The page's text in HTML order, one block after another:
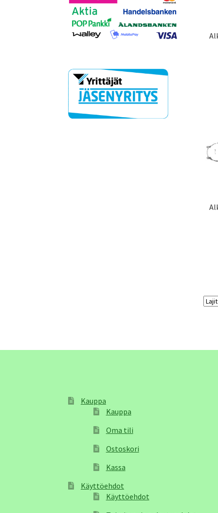
Kauppa
Kauppa
Oma tili
Ostoskori
Kassa
Käyttöehdot
Käyttöehdot